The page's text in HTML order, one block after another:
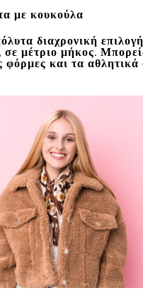
με κουκούλα
διαχρονική
σε μέτριο μήκος.
φόρμες και τα